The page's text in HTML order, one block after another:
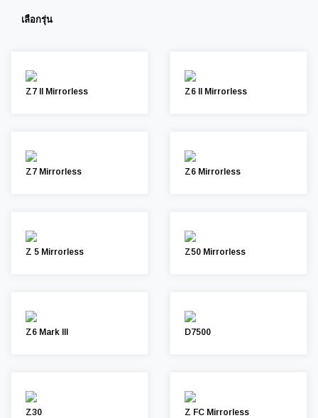
เลือกรุ่น
Z7 II Mirrorless Z6 II Mirrorless
Z7 Mirrorless Z6 Mirrorless
Z 5 Mirrorless Z50 Mirrorless
Z6 Mark III D7500
Z30 Z FC Mirrorless